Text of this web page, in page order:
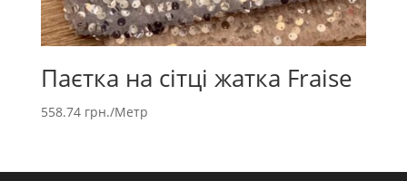
Паєтка на сітці жатка Fraise
558.74 грн./Метр